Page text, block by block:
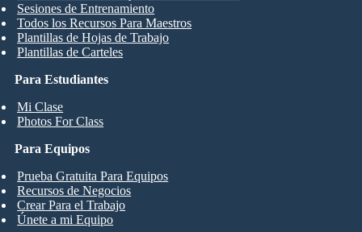
Para Estudiantes
Mi Clase
Photos For Class
Sesiones de Entrenamiento
Todos los Recursos Para Maestros
Plantillas de Hojas de Trabajo
Plantillas de Carteles
Para Equipos
Prueba Gratuita Para Equipos
Recursos de Negocios
Crear Para el Trabajo
Únete a mi Equipo